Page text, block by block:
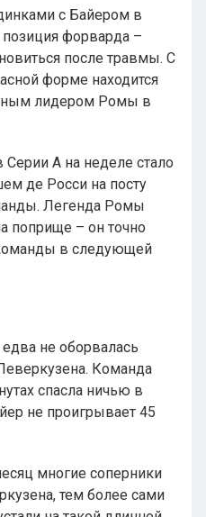
с Байером в
форварда –
после травмы. С
форме находится
лидером Ромы в
А на неделе стало
де Росси на посту
Легенда Ромы
поприще – он точно
в следующей
не оборвалась
Команда
спасла ничью в
не проигрывает 45
многие соперники
тем более сами